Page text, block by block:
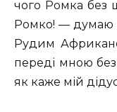
чого Ромка без
Ромко! — думаю
Рудим
переді мною
як каже мій